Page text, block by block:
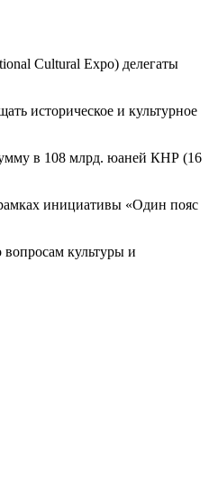
Cultural Expo) делегаты
историческое и культурное
в 108 млрд. юаней КНР (16
инициативы «Один пояс
культуры и